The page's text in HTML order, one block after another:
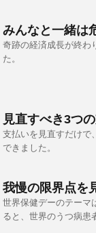
みんなと一緒は
奇跡の経済成長が終わ
た。
見直すべき3つ
支払いを見直すだけで
できました。
我慢の限界点を
世界保健デーのテーマ
ると、世界のうつ病患